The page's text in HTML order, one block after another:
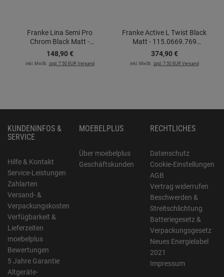
Franke Lina Semi Pro
Chrom Black Matt -
115.0626.085
Hochdruckarmatur
148,90 €
inkl. MwSt. zzgl. 7.50 EUR Versand
Franke Active L Twist Black
Matt - 115.0669.769
Hochdruckarmatur
374,90 €
inkl. MwSt. zzgl. 7.50 EUR Versand
KUNDENINFOS &
SERVICE
Hilfe & Kontakt
Service-Leistungen
Zahlarten
Versand- &
Verpackungskosten
Verfügbarkeit &
Lieferzeiten
moebelplus
Bewertungen
5 Jahre Garantie
Altgeräte-
MOEBELPLUS
Über moebelplus
Geschäftskunden
RECHTLICHES
Datenschutz
Cookie-Einstellungen
AGB
Vertrag widerrufen
Beschwerden &
Streitschlichtung
Batteriegesetz &
Verpackungsgesetz
Neues Energielabel
2021
Impressum